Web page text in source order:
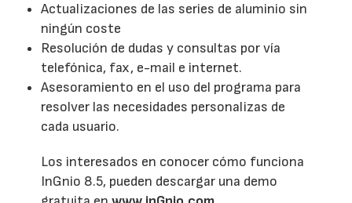
Actualizaciones de las series de aluminio sin
ningún coste
Resolución de dudas y consultas por vía
telefónica, fax, e-mail e internet.
Asesoramiento en el uso del programa para
resolver las necesidades personalizas de
cada usuario.
Los interesados en conocer cómo funciona
InGnio 8.5, pueden descargar una demo